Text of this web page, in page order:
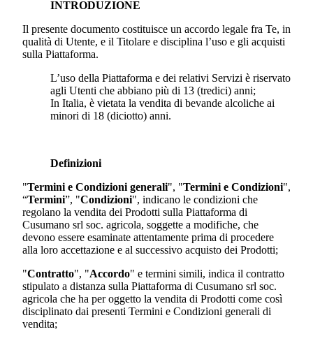
INTRODUZIONE
Il presente documento costituisce un accordo legale fra Te, in
qualità di Utente, e il Titolare e disciplina l’uso e gli acquisti
sulla Piattaforma.
L’uso della Piattaforma e dei relativi Servizi è riservato
agli Utenti che abbiano più di 13 (tredici) anni;
In Italia, è vietata la vendita di bevande alcoliche ai
minori di 18 (diciotto) anni.
Definizioni
"Termini e Condizioni generali", "Termini e Condizioni",
“Termini”, "Condizioni", indicano le condizioni che
regolano la vendita dei Prodotti sulla Piattaforma di
Cusumano srl soc. agricola, soggette a modifiche, che
devono essere esaminate attentamente prima di procedere
alla loro accettazione e al successivo acquisto dei Prodotti;
"Contratto", "Accordo" e termini simili, indica il contratto
stipulato a distanza sulla Piattaforma di Cusumano srl soc.
agricola che ha per oggetto la vendita di Prodotti come così
disciplinato dai presenti Termini e Condizioni generali di
vendita;